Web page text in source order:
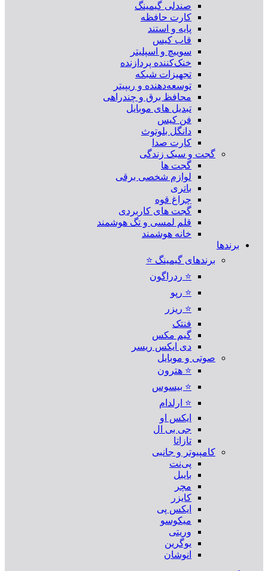
صندلی گیمینگ
کارت حافظه
پایه و استند
قاب کیس
سوییچ و اسپلیتر
خنک‌کننده پردازنده
تجهیزات شبکه
توسعه‌دهنده و ریپیتر
محافظ برق و چندراهی
تبدیل های موبایل
فن کیس
دانگل بلوتوث
کارت صدا
گجت و سبک زندگی
گجت ها
لوازم شخصی برقی
باتری
چراغ قوه
گجت های کاربردی
قلم لمسی و تگ هوشمند
خانه هوشمند
برندها
برندهای گیمینگ ⭐
⭐ ردراگون
⭐ رپو
⭐ ریزر
فنتک
گیم مکس
دی ایکس ریسر
صوتی و موبایل
⭐ هترون
⭐ بیسوس
⭐ ارلدام
ایکس او
جی بی ال
تازاتا
کامپیوتر و جانبی
پی‌نت
بایبل
مچر
کایزر
ایکس پی
میکوسو
وریتی
یوگرین
انوشان